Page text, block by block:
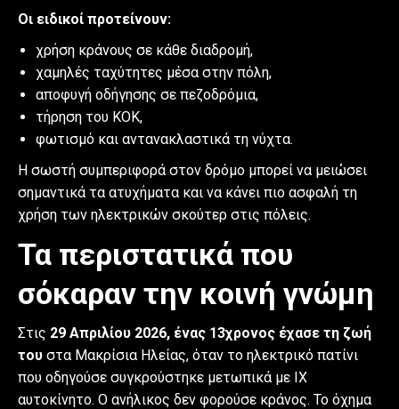
Οι ειδικοί προτείνουν:
χρήση κράνους σε κάθε διαδρομή,
χαμηλές ταχύτητες μέσα στην πόλη,
αποφυγή οδήγησης σε πεζοδρόμια,
τήρηση του ΚΟΚ,
φωτισμό και αντανακλαστικά τη νύχτα.
Η σωστή συμπεριφορά στον δρόμο μπορεί να μειώσει
σημαντικά τα ατυχήματα και να κάνει πιο ασφαλή τη
χρήση των ηλεκτρικών σκούτερ στις πόλεις.
Τα περιστατικά που
σόκαραν την κοινή γνώμη
Στις 29 Απριλίου 2026, ένας 13χρονος έχασε τη ζωή
του στα Μακρίσια Ηλείας, όταν το ηλεκτρικό πατίνι
που οδηγούσε συγκρούστηκε μετωπικά με ΙΧ
αυτοκίνητο. Ο ανήλικος δεν φορούσε κράνος. Το όχημα